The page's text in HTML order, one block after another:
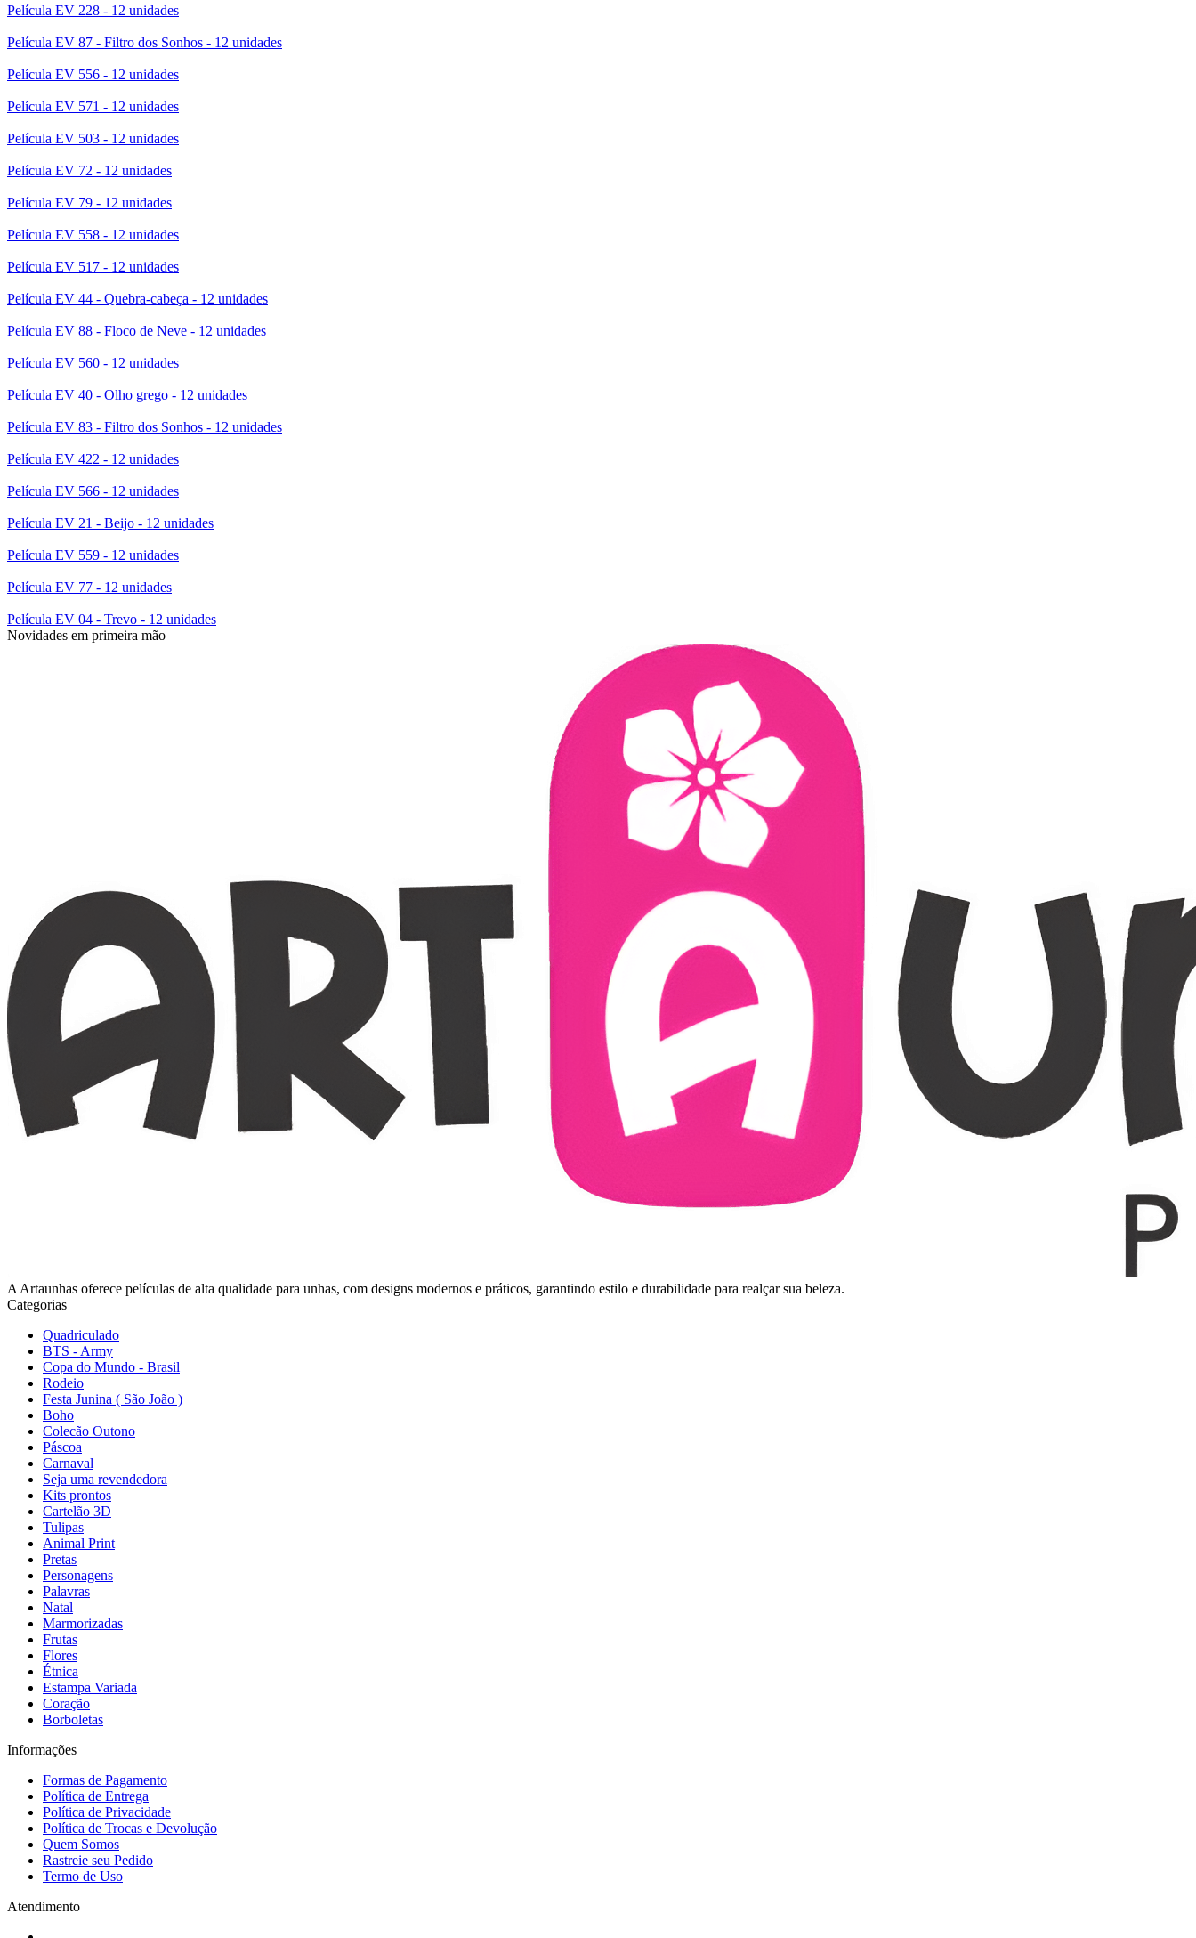
Película EV 228 - 12 unidades
Película EV 87 - Filtro dos Sonhos - 12 unidades
Película EV 556 - 12 unidades
Película EV 571 - 12 unidades
Película EV 503 - 12 unidades
Película EV 72 - 12 unidades
Película EV 79 - 12 unidades
Película EV 558 - 12 unidades
Película EV 517 - 12 unidades
Película EV 44 - Quebra-cabeça - 12 unidades
Película EV 88 - Floco de Neve - 12 unidades
Película EV 560 - 12 unidades
Película EV 40 - Olho grego - 12 unidades
Película EV 83 - Filtro dos Sonhos - 12 unidades
Película EV 422 - 12 unidades
Película EV 566 - 12 unidades
Película EV 21 - Beijo - 12 unidades
Película EV 559 - 12 unidades
Película EV 77 - 12 unidades
Película EV 04 - Trevo - 12 unidades
Novidades em primeira mão
A Artaunhas oferece películas de alta qualidade para unhas, com designs modernos e práticos, garantindo estilo e durabilidade para realçar sua beleza.
Categorias
Quadriculado
BTS - Army
Copa do Mundo - Brasil
Rodeio
Festa Junina ( São João )
Boho
Colecão Outono
Páscoa
Carnaval
Seja uma revendedora
Kits prontos
Cartelão 3D
Tulipas
Animal Print
Pretas
Personagens
Palavras
Natal
Marmorizadas
Frutas
Flores
Étnica
Estampa Variada
Coração
Borboletas
Informações
Formas de Pagamento
Política de Entrega
Política de Privacidade
Política de Trocas e Devolução
Quem Somos
Rastreie seu Pedido
Termo de Uso
Atendimento